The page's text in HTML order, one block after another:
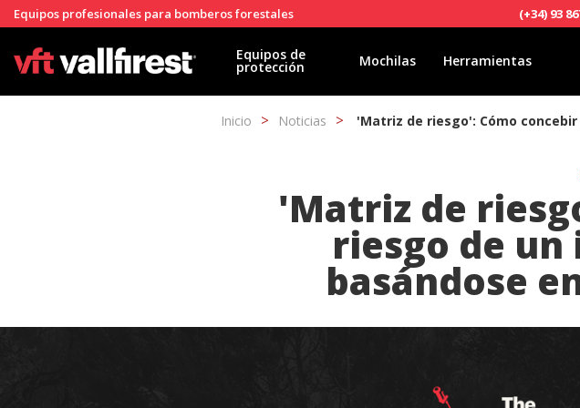
Equipos profesionales para bomberos forestales (+34) 93
Equipos de
protección Mochilas Herramientas
Inicio Noticias 'Matriz de riesgo': Cómo
'Matriz de
riesgo de
basándose